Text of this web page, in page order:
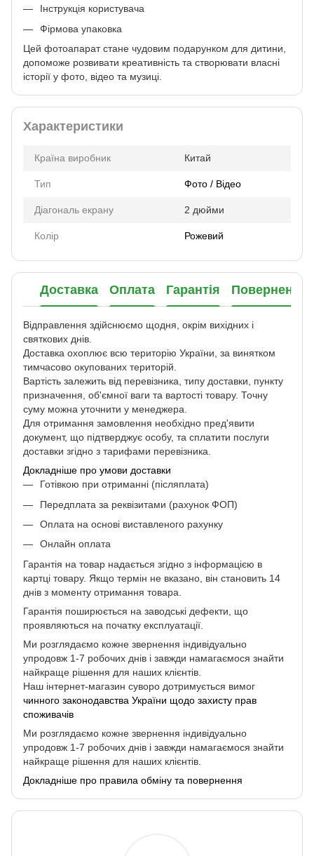
Інструкція користувача
Фірмова упаковка
Цей фотоапарат стане чудовим подарунком для дитини,
допоможе розвивати креативність та створювати власні
історії у фото, відео та музиці.
Характеристики
Країна виробник Китай
Тип Фото / Відео
Діагональ екрану 2 дюйми
Колір Рожевий
Доставка Оплата Гарантія Повернення
Відправлення здійснюємо щодня, окрім вихідних і
святкових днів.
Доставка охоплює всю територію України, за винятком
тимчасово окупованих територій.
Вартість залежить від перевізника, типу доставки, пункту
призначення, об'ємної ваги та вартості товару. Точну
суму можна уточнити у менеджера.
Для отримання замовлення необхідно пред'явити
документ, що підтверджує особу, та сплатити послуги
доставки згідно з тарифами перевізника.
Докладніше про умови доставки
Готівкою при отриманні (післяплата)
Передплата за реквізитами (рахунок ФОП)
Оплата на основі виставленого рахунку
Онлайн оплата
Гарантія на товар надається згідно з інформацією в
картці товару. Якщо термін не вказано, він становить 14
днів з моменту отримання товара.
Гарантія поширюється на заводські дефекти, що
проявляються на початку експлуатації.
Ми розглядаємо кожне звернення індивідуально
упродовж 1-7 робочих днів і завжди намагаємося знайти
найкраще рішення для наших клієнтів.
Наш інтернет-магазин суворо дотримується вимог
чинного законодавства України щодо захисту прав
споживачів
Ми розглядаємо кожне звернення індивідуально
упродовж 1-7 робочих днів і завжди намагаємося знайти
найкраще рішення для наших клієнтів.
Докладніше про правила обміну та повернення